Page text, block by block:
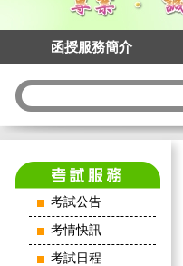
函授服務簡介
考試公告
考情快訊
考試日程